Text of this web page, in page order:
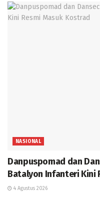
NASIONAL
Danpuspomad dan
Batalyon Infanteri Kini
4 Agustus 2026